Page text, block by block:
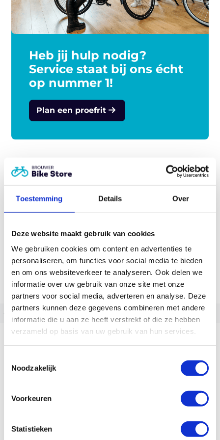
Toestemming Details Over
Deze website maakt gebruik van cookies
We gebruiken cookies om content en advertenties te
personaliseren, om functies voor social media te bieden
en om ons websiteverkeer te analyseren. Ook delen we
informatie over uw gebruik van onze site met onze
partners voor social media, adverteren en analyse. Deze
partners kunnen deze gegevens combineren met andere
informatie die u aan ze heeft verstrekt of die ze hebben
verzameld op basis van uw gebruik van hun services.
Noodzakelijk
Voorkeuren
Statistieken
resultaat? Een verfijnde transportfiets die net zo
origineel is als jij.
Heb jij hulp nodig?
Service staat bij ons écht
op nummer 1!
Plan een proefrit
Gerelateerde producten
Cortina E-Common Active Line Plus
Accu capaciteit: 300, 400, 500
Op voorraad | Meestal leverbaar binnen 2